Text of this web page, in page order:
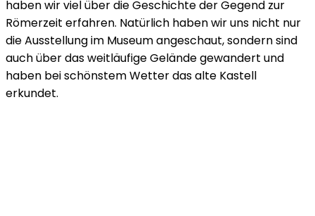
haben wir viel über die Geschichte der Gegend zur
Römerzeit erfahren. Natürlich haben wir uns nicht nur
die Ausstellung im Museum angeschaut, sondern sind
auch über das weitläufige Gelände gewandert und
haben bei schönstem Wetter das alte Kastell
erkundet.